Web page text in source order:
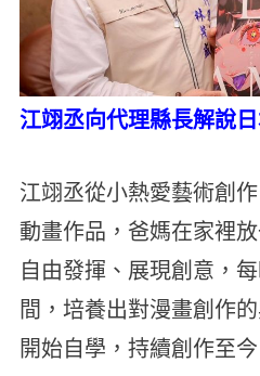
江翊丞向代理縣長解說
江翊丞從小熱愛藝術創
動畫作品，爸媽在家裡
自由發揮、展現創意，
間，培養出對漫畫創作
開始自學，持續創作至今